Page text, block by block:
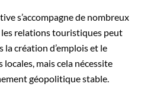
s’accompagne de nombreux
les relations touristiques peut
création d’emplois et le
mais cela nécessite
géopolitique stable.